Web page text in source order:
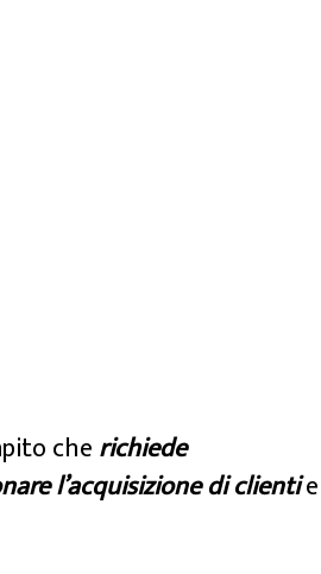
cherichiede
l’acquisizione di clientie